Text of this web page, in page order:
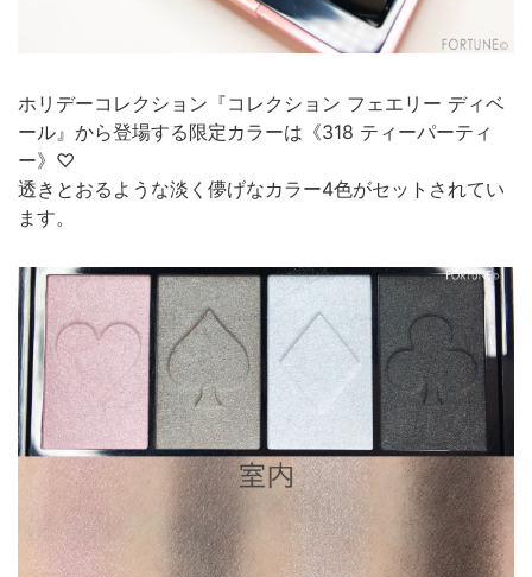
ホリデーコレクション『コレクション フェエリー ディベ
ール』から登場する限定カラーは《318 ティーパーティ
ー》♡
透きとおるような淡く儚げなカラー4色がセットされてい
ます。